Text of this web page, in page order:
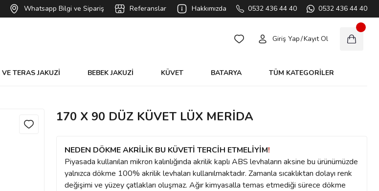
Whatsapp Bilgi ve Sipariş Referanslar Hakkımızda 0532 436 44 40 0532 436 44 40
Giriş Yap/Kayıt Ol
TERAS JAKUZİ BEBEK JAKUZİ KÜVET BATARYA TÜM KATEGORİLER
170 X 90 DÜZ KÜVET LÜX MERİDA
NEDEN DÖKME AKRİLİK BU KÜVETİ TERCİH ETMELİYİM!
Piyasada kullanılan mikron kalınlığında akrilik kaplı ABS levhaların aksine bu ürünümüzde
yalnızca dökme 100% akrilik levhaları kullanılmaktadır. Zamanla sıcaklıktan dolayı renk
değişimi ve yüzey çatlakları oluşmaz. Ağır kimyasalla temas etmediği sürece dökme